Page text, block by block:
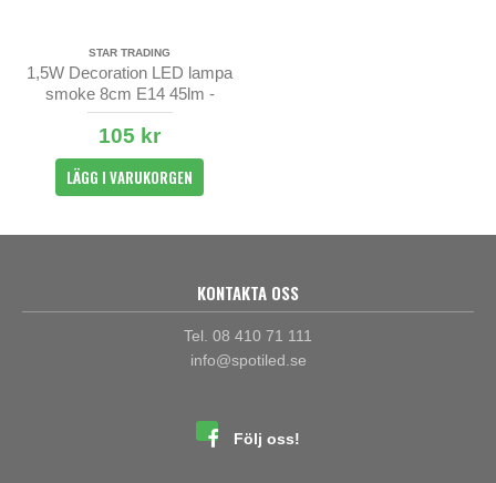
STAR TRADING
1,5W Decoration LED lampa
smoke 8cm E14 45lm -
dimbar
105 kr
LÄGG I VARUKORGEN
KONTAKTA OSS
Tel. 08 410 71 111
info@spotiled.se
Följ oss!